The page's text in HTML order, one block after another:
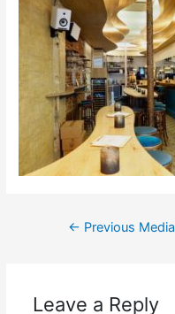
← Previous Media
Leave a Reply